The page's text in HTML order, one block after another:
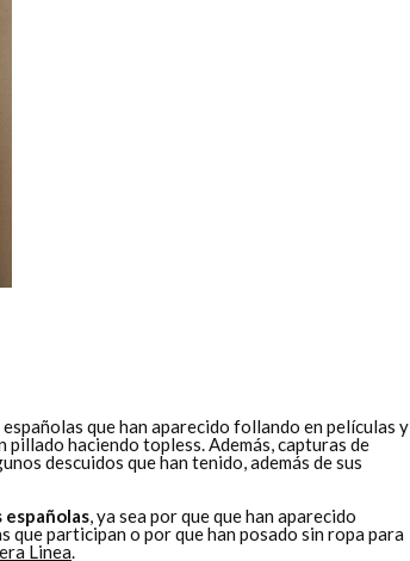
que han aparecido follando en películas y
haciendo topless. Además, capturas de
descuidos que han tenido, además de sus
españolas, ya sea por que que han aparecido
que participan o por que han posado sin ropa para
Linea.